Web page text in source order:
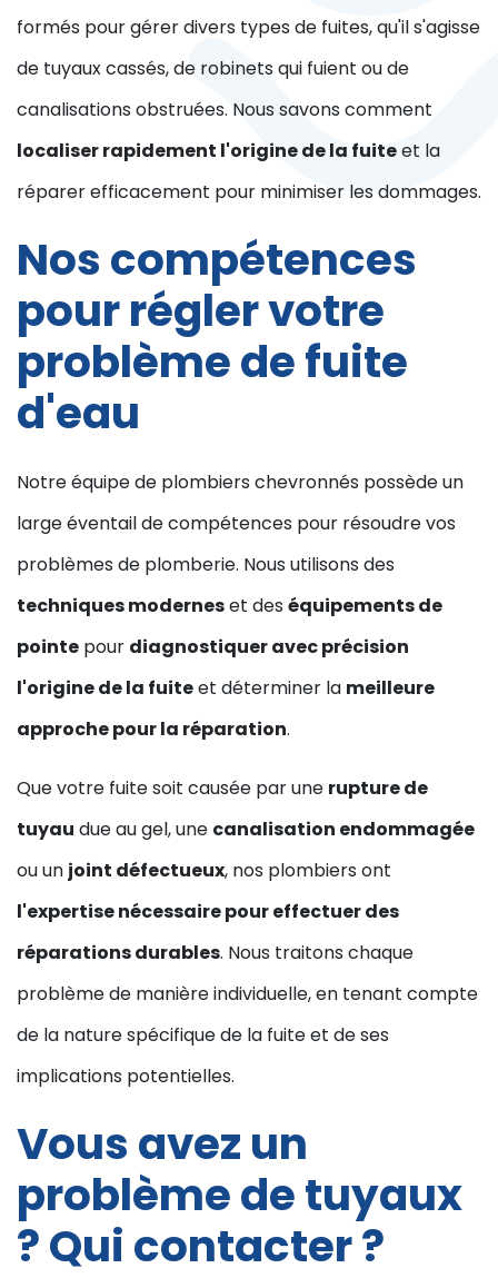
formés pour gérer divers types de fuites, qu'il s'agisse
de tuyaux cassés, de robinets qui fuient ou de
canalisations obstruées. Nous savons comment
localiser rapidement l'origine de la fuiteet la
réparer efficacement pour minimiser les dommages.
Nos compétences
pour régler votre
problème de fuite
d'eau
Notre équipe de plombiers chevronnés possède un
large éventail de compétences pour résoudre vos
problèmes de plomberie. Nous utilisons des
techniques moderneset des équipements de
pointe pour diagnostiquer avec précision
l'origine de la fuiteet déterminer la meilleure
approche pour la réparation.
Que votre fuite soit causée par une rupture de
tuyau due au gel, une canalisation endommagée
ou un joint défectueux, nos plombiers ont
l'expertise nécessaire pour effectuer des
réparations durables. Nous traitons chaque
problème de manière individuelle, en tenant compte
de la nature spécifique de la fuite et de ses
implications potentielles.
Vous avez un
problème de tuyaux
? Qui contacter ?